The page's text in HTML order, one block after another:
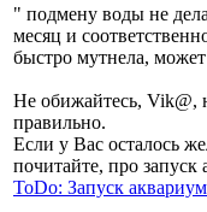
" подмену воды не
месяц и
быстро мутнела,
Не обижайтесь, Vik@,
правильно.
Если у Вас осталось
почитайте, про запуск
ToDo: Запуск